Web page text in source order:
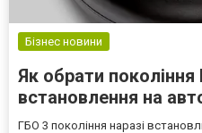
Бізнес новини
Як обрати
встановлення на
ГБО 3 покоління наразі